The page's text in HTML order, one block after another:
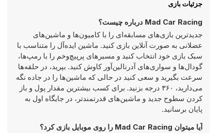
جزئیات بازی
Mad Car Racing درباره چیست؟
جدیدترین بازی‌های مسابقه‌ای را با کامیون‌ها و ماشین‌های
عضلانی به صورت آنلاین بازی کنید. ماشین ایده‌آل را متناسب با
سبک بازی خود انتخاب کنید و مسیرهای پرپیچ‌وخم را با رمپ‌ها،
گودال‌ها و سواری‌های آدرنالین‌آور کاوش کنید. بپرید، در حلقه‌ها
سرعت بگیرید و سعی کنید در حالی که ماشین‌ها را در جاده نگه
می‌دارید، ۳۶۰ درجه بزنید. برای کسب بیشترین مقدار پول و باز
کردن سطوح جدید و ماشین‌های قدرتمندتر، در جایگاه اول به
پایان برسانید.
آیا میتوان Mad Car Racing را روی موبایل بازی کرد؟